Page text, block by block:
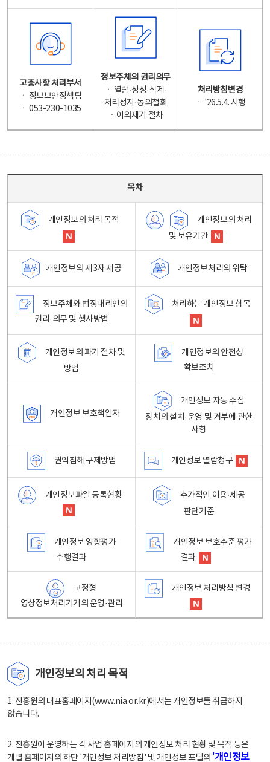
고충사항 처리부서
ㆍ 정보보안정책팀
ㆍ 053-230-1035
정보주체의 권리의무
ㆍ 열람·정정·삭제·
처리정지·동의철회
ㆍ이의제기 절차
처리방침변경
ㆍ '26.5.4. 시행
목차
개인정보의 처리 목적
개인정보의 처리
및 보유기간
개인정보의 제3자 제공 개인정보처리의 위탁
정보주체와 법정대리인의
권리·의무 및 행사방법
처리하는 개인정보 항목
개인정보의 파기 절차 및
방법
개인정보의 안전성
확보조치
개인정보 보호책임자
개인정보 자동 수집
장치의 설치·운영 및 거부에 관한
사항
권익침해 구제방법 개인정보 열람청구
개인정보파일 등록현황
추가적인 이용·제공
판단기준
개인정보 영향평가
수행결과
개인정보 보호수준 평가
결과
고정형
영상정보처리기기의 운영·관리
개인정보 처리방침 변경
개인정보의 처리 목적
1. 진흥원의 대표홈페이지(www.nia.or.kr)에서는 개인정보를 취급하지
않습니다.
2. 진흥원이 운영하는 각 사업 홈페이지의 개인정보 처리 현황 및 목적 등은
개별 홈페이지의 하단 '개인정보 처리방침' 및 개인정보 포털의 '개인정보